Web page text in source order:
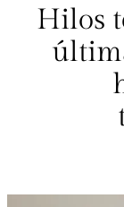
Hilos